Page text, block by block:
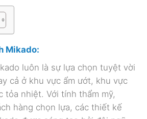
Mikado:
luôn là sự lựa chọn tuyệt vời
cả ở khu vực ẩm ướt, khu vực
tỏa nhiệt. Với tính thẩm mỹ,
hàng chọn lựa, các thiết kế